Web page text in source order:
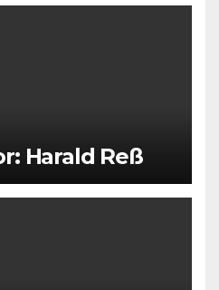
Harald Reß